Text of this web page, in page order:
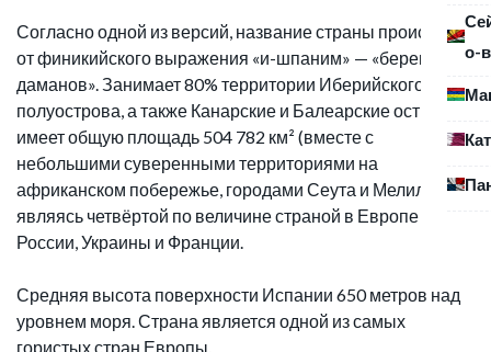
о-
Согласно одной из версий, название страны происходит
от финикийского выражения «и-шпаним» — «берег
даманов». Занимает 80% территории Иберийского
полуострова, а также Канарские и Балеарские острова,
имеет общую площадь 504 782 км² (вместе с
небольшими суверенными территориями на
африканском побережье, городами Сеута и Мелилья),
являясь четвёртой по величине страной в Европе после
России, Украины и Франции.
Средняя высота поверхности Испании 650 метров над
уровнем моря. Страна является одной из самых
гористых стран Европы.